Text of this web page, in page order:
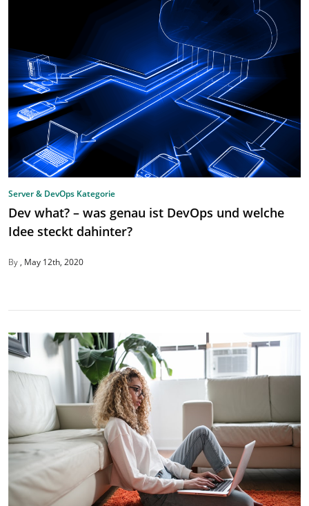
Server & DevOps Kategorie
Dev what? – was genau ist DevOps und welche
Idee steckt dahinter?
By May 12th, 2020